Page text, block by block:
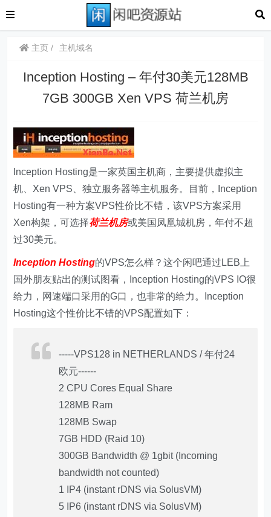
主页 主机域名
Inception Hosting – 年付30美元128MB
7GB 300GB Xen VPS 荷兰机房
Inception Hosting是一家英国主机商，主要提供虚拟主
机、Xen VPS、独立服务器等主机服务。目前，Inception
Hosting有一种方案VPS性价比不错，该VPS方案采用
Xen构架，可选择荷兰机房或美国凤凰城机房，年付不超
过30美元。
Inception Hosting的VPS怎么样？这个闲吧通过LEB上
国外朋友贴出的测试图看，Inception Hosting的VPS IO很
给力，网速端口采用的G口，也非常的给力。Inception
Hosting这个性价比不错的VPS配置如下：
-----VPS128 in NETHERLANDS / 年付24
欧元------
2 CPU Cores Equal Share
128MB Ram
128MB Swap
7GB HDD (Raid 10)
300GB Bandwidth @ 1gbit (Incoming
bandwidth not counted)
1 IP4 (instant rDNS via SolusVM)
5 IP6 (instant rDNS via SolusVM)